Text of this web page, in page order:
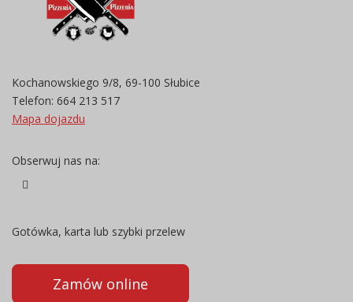
Kochanowskiego 9/8, 69-100 Słubice
Telefon: 664 213 517
Mapa dojazdu
Obserwuj nas na:
Gotówka, karta lub szybki przelew
Zamów online